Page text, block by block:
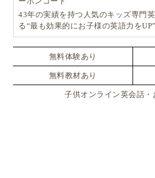
43年の実績を持つ人気のキッズ専門
る“最も効果的にお子様の英語力を
ッスン！
無料体験あり
無料教材あり
子供オンライン英会話・